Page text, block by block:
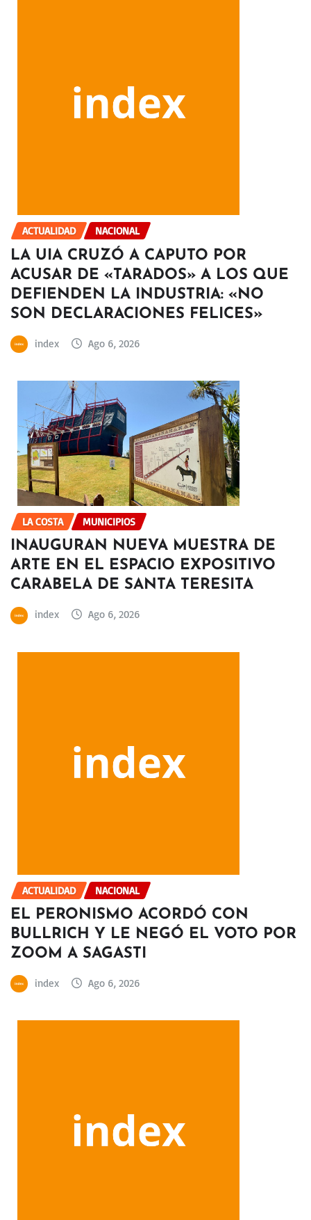
ACTUALIDAD NACIONAL
LA UIA CRUZÓ A CAPUTO POR
ACUSAR DE «TARADOS» A LOS QUE
DEFIENDEN LA INDUSTRIA: «NO
SON DECLARACIONES FELICES»
index Ago 6, 2026
LA COSTA MUNICIPIOS
INAUGURAN NUEVA MUESTRA DE
ARTE EN EL ESPACIO EXPOSITIVO
CARABELA DE SANTA TERESITA
index Ago 6, 2026
ACTUALIDAD NACIONAL
EL PERONISMO ACORDÓ CON
BULLRICH Y LE NEGÓ EL VOTO POR
ZOOM A SAGASTI
index Ago 6, 2026